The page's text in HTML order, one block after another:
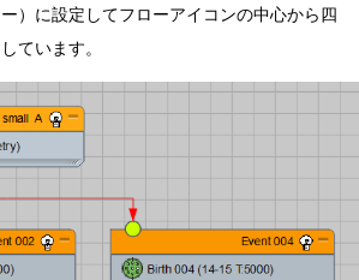
）に設定してフローアイコンの中心から四
ています。